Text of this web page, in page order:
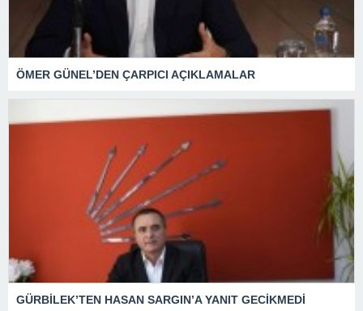
ÖMER GÜNEL’DEN ÇARPICI AÇIKLAMALAR
GÜRBİLEK’TEN HASAN SARGIN’A YANIT GECİKMEDİ